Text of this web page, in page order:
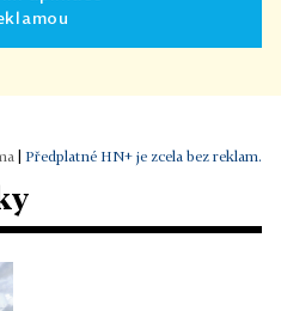
Předplatné HN+ je zcela bez reklam.